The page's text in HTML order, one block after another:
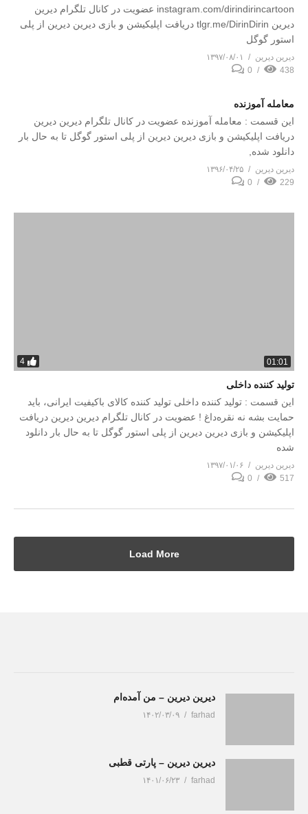
instagram.com/dirindirincartoon عضویت در کانال تلگرام دیرین
دیرین tlgr.me/DirinDirin دریافت اپلیکیشن و بازی دیرین دیرین از پلی
استور گوگل
دیرین دیرین
۱۳۹۷/۰۸/۰۱
438
0
معامله آموزنده
این قسمت : معامله آموزنده عضویت در کانال تلگرام دیرین دیرین
دریافت اپلیکیشن و بازی دیرین دیرین از پلی استور گوگل تا به حال بار
دانلود شده,
دیرین دیرین
۱۳۹۶/۰۴/۲۵
229
0
4 01:01
تولید کننده داخلی
این قسمت : تولید کننده داخلی تولید کننده کالای باکیفیت ایرانی، باید
حمایت بشه نه نقره‌داغ ! عضویت در کانال تلگرام دیرین دیرین دریافت
اپلیکیشن و بازی دیرین دیرین از پلی استور گوگل تا به حال بار دانلود
شده
دیرین دیرین
۱۳۹۷/۰۱/۰۶
517
0
Load More
دیرین دیرین – من آمده‌ام
farhad ۱۴۰۲/۰۳/۰۹
دیرین دیرین – پارتی قطبی
farhad ۱۴۰۱/۰۶/۲۳